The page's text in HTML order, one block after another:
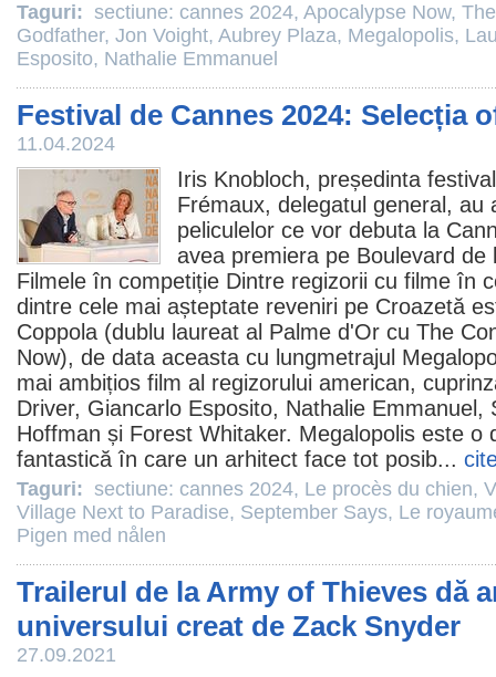
Taguri: sectiune: cannes 2024, Apocalypse Now,
Godfather, Jon Voight, Aubrey Plaza, Megalopolis,
Esposito, Nathalie Emmanuel
Festival de Cannes 2024: Selecția
11.04.2024
Iris Knobloch, președinta
Frémaux, delegatul general, au
peliculelor ce vor debuta la
avea premiera pe Boulevard
Filmele în competiție Dintre regizorii cu filme în
dintre cele mai așteptate reveniri pe Croazetă
Coppola (dublu laureat al Palme d'Or cu The
Now), de data aceasta cu lungmetrajul
mai ambițios film al regizorului american,
Driver, Giancarlo Esposito, Nathalie Emmanuel ,
Hoffman și Forest Whitaker. Megalopolis este o
fantastică în care un arhitect face tot posib...
Taguri: sectiune: cannes 2024, Le procès du chien,
Village Next to Paradise, September Says, Le
Pigen med nålen
Trailerul de la Army of Thieves dă
universului creat de Zack Snyder
27.09.2021